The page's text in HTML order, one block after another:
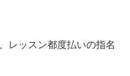
レッスン都度払いの指名